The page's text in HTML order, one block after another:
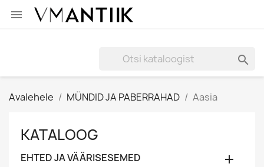


Avalehele MÜNDID JA PABERRAHAD Aasia
KATALOOG
EHTED JA VÄÄRISESEMED 